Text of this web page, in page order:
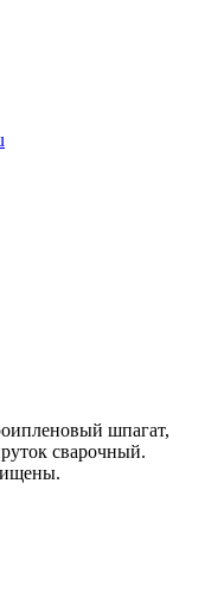
шпагат,
сварочный.